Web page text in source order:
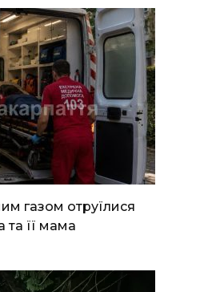
газом отруїлися
та її мама